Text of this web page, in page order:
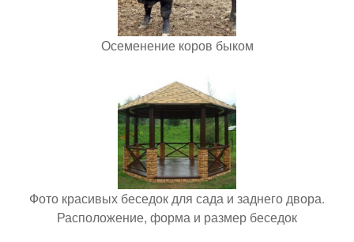
Осеменение коров быком
Фото красивых беседок для сада и заднего двора.
Расположение, форма и размер беседок